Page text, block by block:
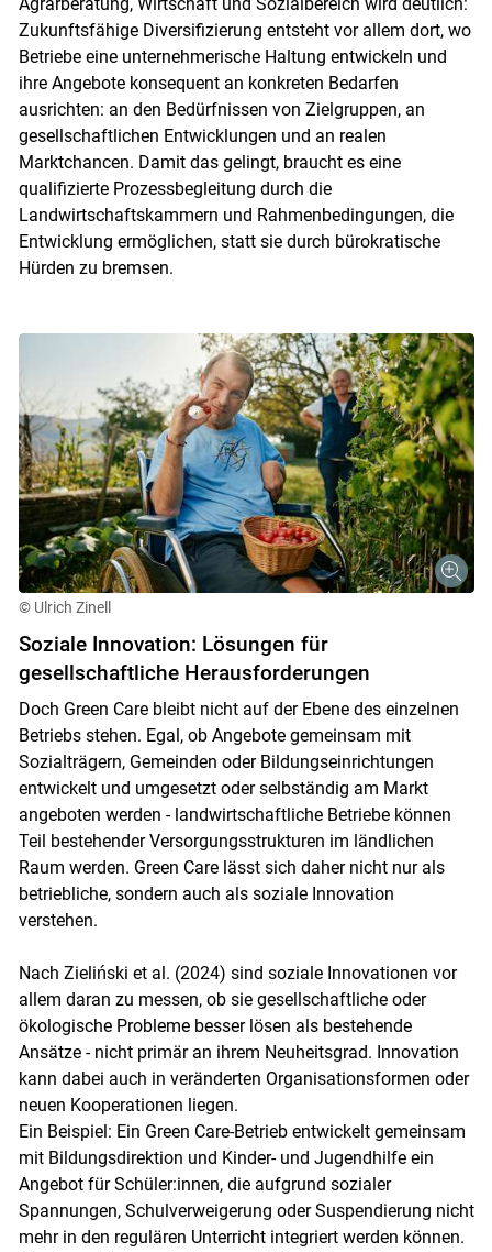
Zukunftsfähige Diversifizierung entsteht vor allem dort, wo
Betriebe eine unternehmerische Haltung entwickeln und
ihre Angebote konsequent an konkreten Bedarfen
ausrichten: an den Bedürfnissen von Zielgruppen, an
gesellschaftlichen Entwicklungen und an realen
Marktchancen. Damit das gelingt, braucht es eine
qualifizierte Prozessbegleitung durch die
Landwirtschaftskammern und Rahmenbedingungen, die
Entwicklung ermöglichen, statt sie durch bürokratische
Hürden zu bremsen.
© Ulrich Zinell
Soziale Innovation: Lösungen für
gesellschaftliche Herausforderungen
Doch Green Care bleibt nicht auf der Ebene des einzelnen
Betriebs stehen. Egal, ob Angebote gemeinsam mit
Sozialträgern, Gemeinden oder Bildungseinrichtungen
entwickelt und umgesetzt oder selbständig am Markt
angeboten werden - landwirtschaftliche Betriebe können
Teil bestehender Versorgungsstrukturen im ländlichen
Raum werden. Green Care lässt sich daher nicht nur als
betriebliche, sondern auch als soziale Innovation
verstehen.
Nach Zieliński et al. (2024) sind soziale Innovationen vor
allem daran zu messen, ob sie gesellschaftliche oder
ökologische Probleme besser lösen als bestehende
Ansätze - nicht primär an ihrem Neuheitsgrad. Innovation
kann dabei auch in veränderten Organisationsformen oder
neuen Kooperationen liegen.
Ein Beispiel: Ein Green Care-Betrieb entwickelt gemeinsam
mit Bildungsdirektion und Kinder- und Jugendhilfe ein
Angebot für Schüler:innen, die aufgrund sozialer
Spannungen, Schulverweigerung oder Suspendierung nicht
mehr in den regulären Unterricht integriert werden können.